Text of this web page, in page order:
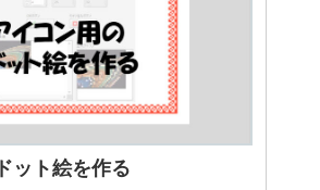
ット絵を作る